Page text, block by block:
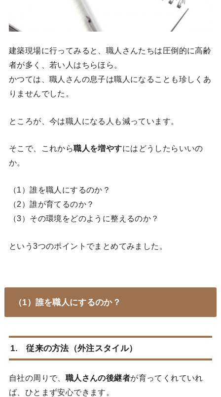
建築現場に行ってみると、職人さんたちは圧倒的に高齢
者が多く、若い人はちらほら。
かつては、職人さんの息子は職人になることも珍しくあ
りませんでした。
ところが、今は職人になる人も減っています。
そこで、これから職人を増やすにはどうしたらいいの
か。
（1）誰を職人にするのか？
（2）誰が育てるのか？
（3）その環境をどのように整えるのか？
という3つのポイントでまとめてみました。
（1）誰を職人にするのか？
1. 従来の方法（外注スタイル）
自社の周りで、 職人さんの後継者が育ってくれていれ
ば、ひとまず安心できます。